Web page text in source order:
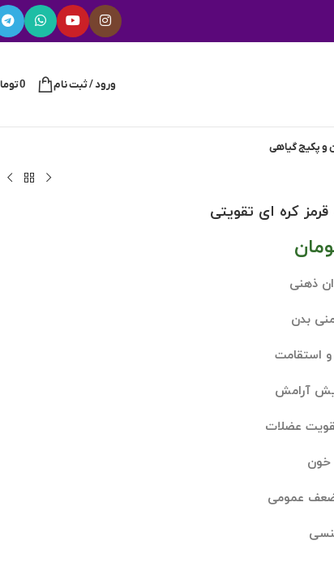
ورود / ثبت نام 0
پکیج گیاهی
کره ای تقویتی
ذهنی
بدن
استقامت
آرامش
عضلات
خون
ضعف عمومی